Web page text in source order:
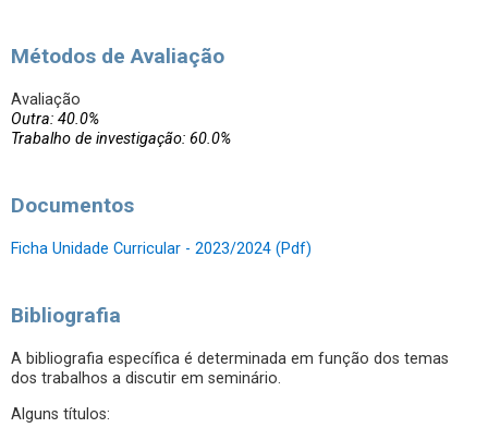
Métodos de Avaliação
Avaliação
Outra: 40.0%
Trabalho de investigação: 60.0%
Documentos
Ficha Unidade Curricular - 2023/2024 (Pdf)
Bibliografia
A bibliografia específica é determinada em função dos temas
dos trabalhos a discutir em seminário.
Alguns títulos: